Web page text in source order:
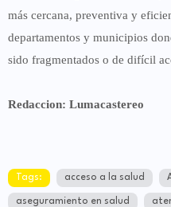
más cercana, preventiva y
departamentos y municipios
sido fragmentados o de difícil
Redaccion: Lumacastereo
Tags: acceso a la salud
aseguramiento en salud